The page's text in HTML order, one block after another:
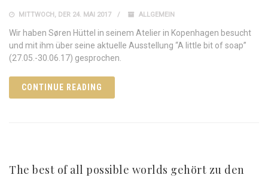
MITTWOCH, DER 24. MAI 2017 ALLGEMEIN
Wir haben Søren Hüttel in seinem Atelier in Kopenhagen besucht
und mit ihm über seine aktuelle Ausstellung “A little bit of soap”
(27.05.-30.06.17) gesprochen.
CONTINUE READING
The best of all possible worlds gehört zu den